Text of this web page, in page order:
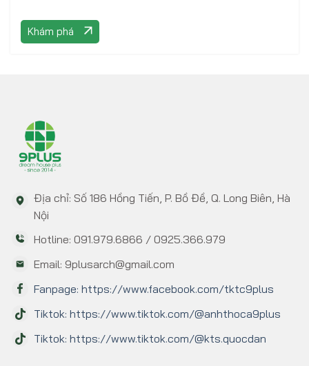
Khám phá
Địa chỉ: Số 186 Hồng Tiến, P. Bồ Đề, Q. Long Biên, Hà
Nội
Hotline: 091.979.6866 / 0925.366.979
Email: 9plusarch@gmail.com
Fanpage: https://www.facebook.com/tktc9plus
Tiktok: https://www.tiktok.com/@anhthoca9plus
Tiktok: https://www.tiktok.com/@kts.quocdan